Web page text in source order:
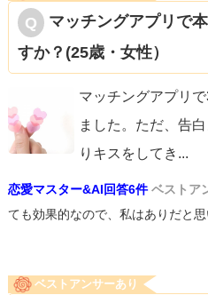
マッチングアプリで
すか？(25歳・女性）
マッチングアプリ
ました。ただ、告
りキスをしてき ...
恋愛マスター&AI回答6件 ベストア
ても効果的なので、私はありだと
ベストアンサーあり